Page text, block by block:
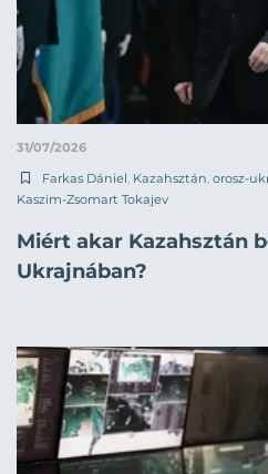
31/07/2026
Farkas Dániel, Kazahsztán, orosz-
Kaszim-Zsomart Tokajev
Miért akar Kazahsztán
Ukrajnában?